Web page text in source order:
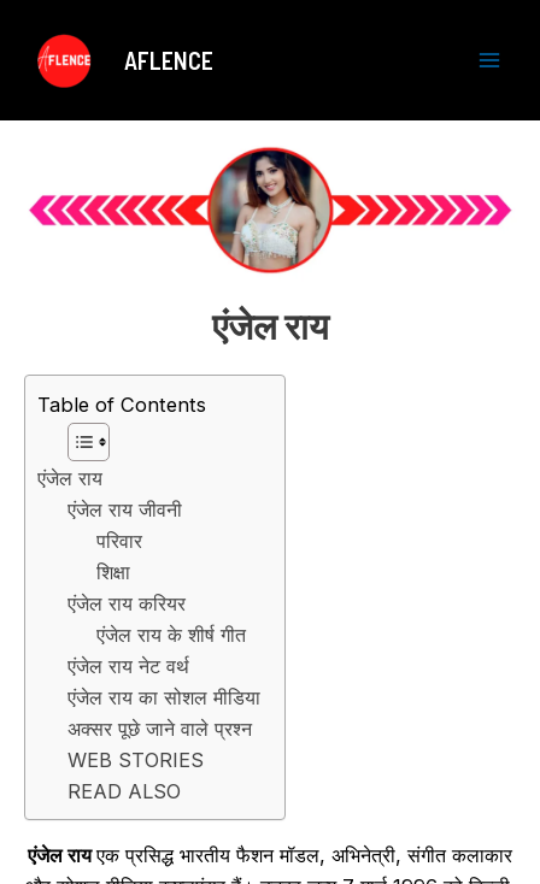
content
AFLENCE
i
एंजेल राय
Table of Contents
एंजेल राय
एंजेल राय जीवनी
परिवार
शिक्षा
एंजेल राय करियर
एंजेल राय के शीर्ष गीत
एंजेल राय नेट वर्थ
एंजेल राय का सोशल मीडिया
अक्सर पूछे जाने वाले प्रश्न
WEB STORIES
READ ALSO
एंजेल रायएक प्रसिद्ध भारतीय फैशन मॉडल, अभिनेत्री, संगीत कलाकार